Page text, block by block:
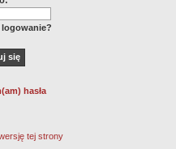
logowanie?
hasła
tej strony